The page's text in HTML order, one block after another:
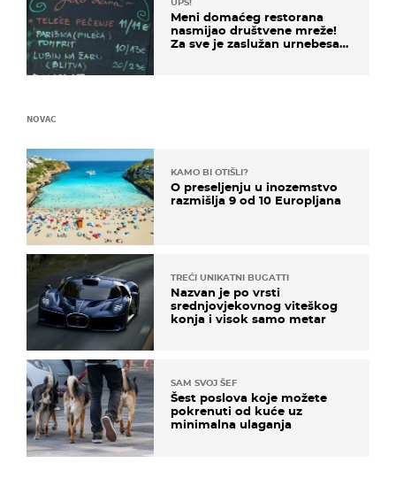
Meni domaćeg restorana
nasmijao društvene mreže!
Za sve je zaslužan urnebesan
NOVAC
KAMO BI OTIŠLI?
O preseljenju u inozemstvo
razmišlja 9 od 10 Europljana
TREĆI UNIKATNI BUGATTI
Nazvan je po vrsti
srednjovjekovnog viteškog
konja i visok samo metar
SAM SVOJ ŠEF
Šest poslova koje možete
pokrenuti od kuće uz
minimalna ulaganja